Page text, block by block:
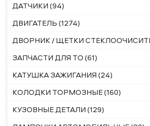
ДАТЧИКИ (94)
ДВИГАТЕЛЬ (1274)
ДВОРНИК / ЩЕТКИ
ЗАПЧАСТИ ДЛЯ ТО (61)
КАТУШКА ЗАЖИГАНИЯ (24)
КОЛОДКИ ТОРМОЗНЫЕ (160)
КУЗОВНЫЕ ДЕТАЛИ (129)